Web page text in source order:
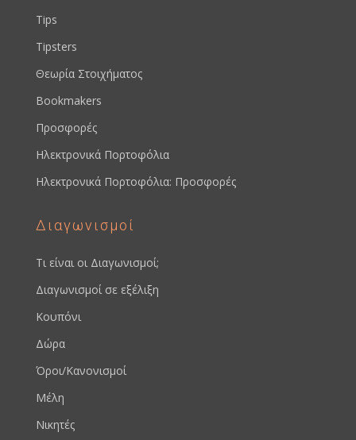
Tips
Tipsters
Θεωρία Στοιχήματος
Bookmakers
Προσφορές
Ηλεκτρονικά Πορτοφόλια
Ηλεκτρονικά Πορτοφόλια: Προσφορές
Διαγωνισμοί
Τι είναι οι Διαγωνισμοί;
Διαγωνισμοί σε εξέλιξη
Κουπόνι
Δώρα
Όροι/Κανονισμοί
Μέλη
Νικητές